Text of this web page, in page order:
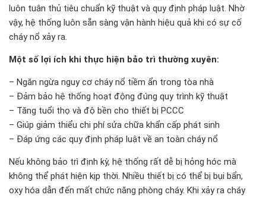
luôn tuân thủ tiêu chuẩn kỹ thuật và quy định pháp luật. Nhờ
vậy, hệ thống luôn sẵn sàng vận hành hiệu quả khi có sự cố
cháy nổ xảy ra.
Một số lợi ích khi thực hiện bảo trì thường xuyên:
– Ngăn ngừa nguy cơ cháy nổ tiềm ẩn trong tòa nhà
– Đảm bảo hệ thống hoạt động đúng quy trình kỹ thuật
– Tăng tuổi thọ và độ bền cho thiết bị PCCC
– Giúp giảm thiểu chi phí sửa chữa khẩn cấp phát sinh
– Đáp ứng các quy định pháp luật về an toàn cháy nổ
Nếu không bảo trì định kỳ, hệ thống rất dễ bị hỏng hóc mà
không thể phát hiện kịp thời. Nhiều thiết bị có thể bị bụi bẩn,
oxy hóa dẫn đến mất chức năng phòng cháy. Khi xảy ra cháy